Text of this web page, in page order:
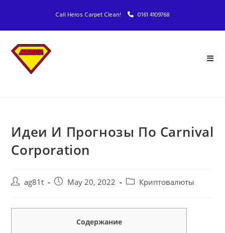
Call Heros Carpet Clean! 0161 4109768
Идеи И Прогнозы По Carnival
Corporation
ag81t May 20, 2022 Криптовалюты
Содержание